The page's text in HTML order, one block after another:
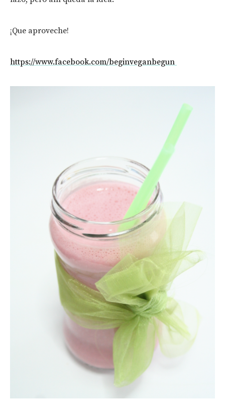
¡Que aproveche!
https://www.facebook.com/beginveganbegun